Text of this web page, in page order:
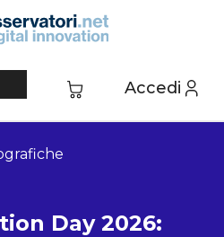
Accedi
Day 2026: